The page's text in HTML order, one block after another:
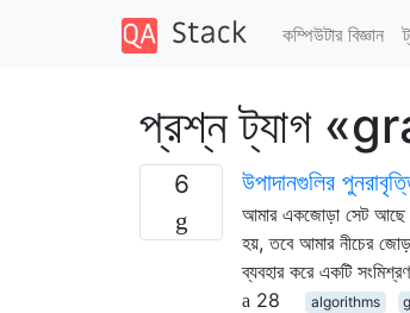
কম্পিউটার বিজ্ঞান
প্রশ্ন ট্যাগ
6 উপাদানগুলির
আমার একজোড়া সেট
হয়, তবে আমার নীচের
ব্যবহার করে একটি
28
algorithms